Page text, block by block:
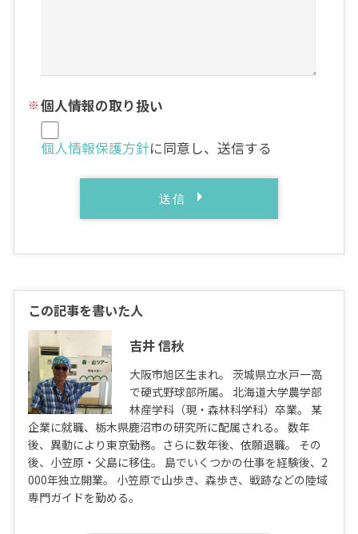
個人情報の取り扱い
個人情報保護方針に同意し、送信する
この記事を書いた人
吉井 信秋
大阪市旭区生まれ。 茨城県立水戸一高
で硬式野球部所属。 北海道大学農学部
林産学科（現・森林科学科）卒業。 某
企業に就職、栃木県鹿沼市の研究所に配属される。 数年
後、異動により東京勤務。さらに数年後、依願退職。 その
後、小笠原・父島に移住。 島でいくつかの仕事を経験後、2
000年独立開業。 小笠原で山歩き、森歩き、戦跡などの陸域
専門ガイドを勤める。